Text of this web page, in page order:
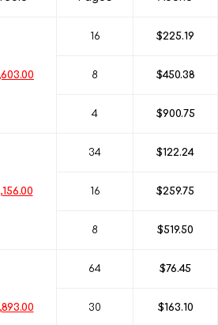
16 $225.19
8 $450.38
4 $900.75
34 $122.24
16 $259.75
8 $519.50
64 $76.45
30 $163.10